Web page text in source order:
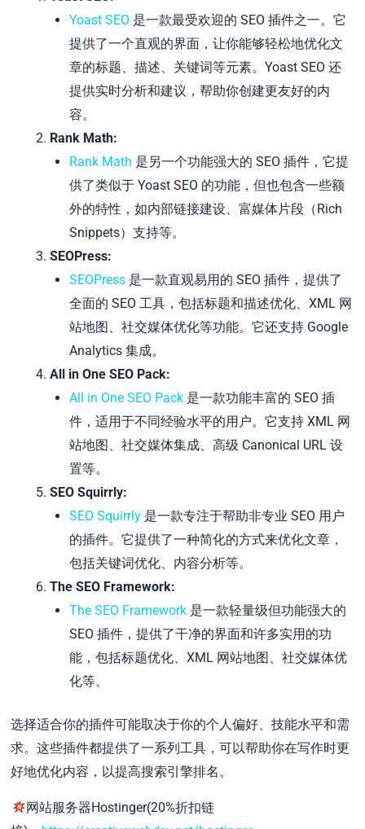
Yoast SEO 是一款最受欢迎的 SEO 插件之一。它
提供了一个直观的界面，让你能够轻松地优化文
章的标题、描述、关键词等元素。Yoast SEO 还
提供实时分析和建议，帮助你创建更友好的内
容。
Rank Math:
Rank Math 是另一个功能强大的 SEO 插件，它提
供了类似于 Yoast SEO 的功能，但也包含一些额
外的特性，如内部链接建设、富媒体片段（Rich
Snippets）支持等。
SEOPress:
SEOPress 是一款直观易用的 SEO 插件，提供了
全面的 SEO 工具，包括标题和描述优化、XML 网
站地图、社交媒体优化等功能。它还支持 Google
Analytics 集成。
All in One SEO Pack:
All in One SEO Pack 是一款功能丰富的 SEO 插
件，适用于不同经验水平的用户。它支持 XML 网
站地图、社交媒体集成、高级 Canonical URL 设
置等。
SEO Squirrly:
SEO Squirrly 是一款专注于帮助非专业 SEO 用户
的插件。它提供了一种简化的方式来优化文章，
包括关键词优化、内容分析等。
The SEO Framework:
The SEO Framework 是一款轻量级但功能强大的
SEO 插件，提供了干净的界面和许多实用的功
能，包括标题优化、XML 网站地图、社交媒体优
化等。
选择适合你的插件可能取决于你的个人偏好、技能水平和需
求。这些插件都提供了一系列工具，可以帮助你在写作时更
好地优化内容，以提高搜索引擎排名。
网站服务器Hostinger(20%折扣链